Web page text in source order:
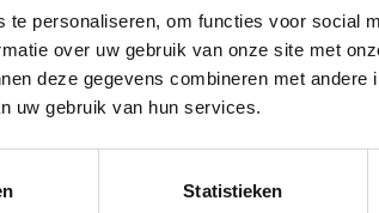
personaliseren, om functies voor social
over uw gebruik van onze site met
deze gegevens combineren met andere
uw gebruik van hun services.
Statistieken
van de overeenkomst (bijvoorbeeld met
Dit beeldmateriaal kan door ons